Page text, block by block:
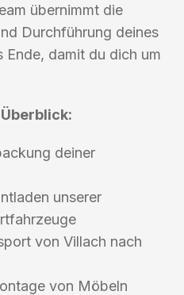
übernimmt die
Durchführung deines
damit du dich um
deiner
unserer
von Villach nach
von Möbeln